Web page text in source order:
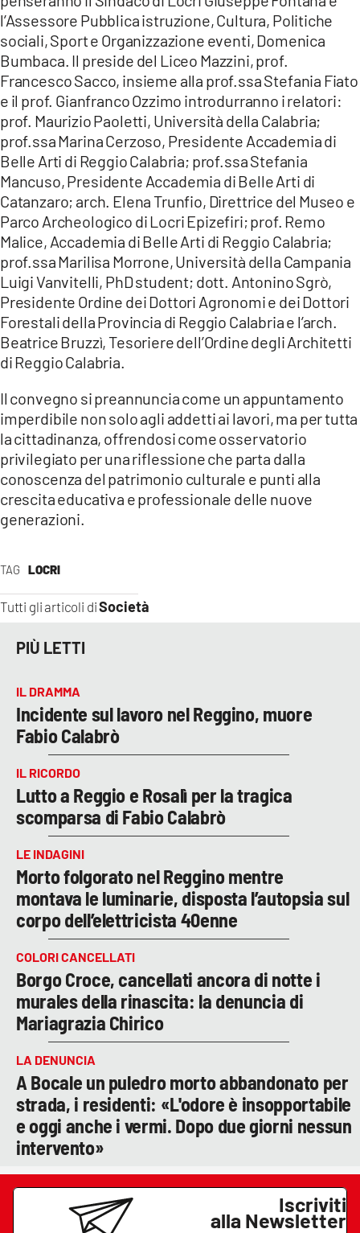
TAG LOCRI
Tutti gli articoli diSocietà
l’Assessore Pubblica istruzione, Cultura, Politiche
sociali, Sport e Organizzazione eventi, Domenica
Bumbaca. Il preside del Liceo Mazzini, prof.
Francesco Sacco, insieme alla prof.ssa Stefania Fiato
e il prof. Gianfranco Ozzimo introdurranno i relatori:
prof. Maurizio Paoletti, Università della Calabria;
prof.ssa Marina Cerzoso, Presidente Accademia di
Belle Arti di Reggio Calabria; prof.ssa Stefania
Mancuso, Presidente Accademia di Belle Arti di
Catanzaro; arch. Elena Trunfio, Direttrice del Museo e
Parco Archeologico di Locri Epizefiri; prof. Remo
Malice, Accademia di Belle Arti di Reggio Calabria;
prof.ssa Marilisa Morrone, Università della Campania
Luigi Vanvitelli, PhD student; dott. Antonino Sgrò,
Presidente Ordine dei Dottori Agronomi e dei Dottori
Forestali della Provincia di Reggio Calabria e l’arch.
Beatrice Bruzzì, Tesoriere dell’Ordine degli Architetti
di Reggio Calabria.
Il convegno si preannuncia come un appuntamento
imperdibile non solo agli addetti ai lavori, ma per tutta
la cittadinanza, offrendosi come osservatorio
privilegiato per una riflessione che parta dalla
conoscenza del patrimonio culturale e punti alla
crescita educativa e professionale delle nuove
generazioni.
PIÙ LETTI
IL DRAMMA
Incidente sul lavoro nel Reggino, muore
Fabio Calabrò
IL RICORDO
Lutto a Reggio e Rosalì per la tragica
scomparsa di Fabio Calabrò
LE INDAGINI
Morto folgorato nel Reggino mentre
montava le luminarie, disposta l’autopsia sul
corpo dell’elettricista 40enne
COLORI CANCELLATI
Borgo Croce, cancellati ancora di notte i
murales della rinascita: la denuncia di
Mariagrazia Chirico
LA DENUNCIA
A Bocale un puledro morto abbandonato per
strada, i residenti: «L'odore è insopportabile
e oggi anche i vermi. Dopo due giorni nessun
intervento»
Iscriviti
alla Newsletter